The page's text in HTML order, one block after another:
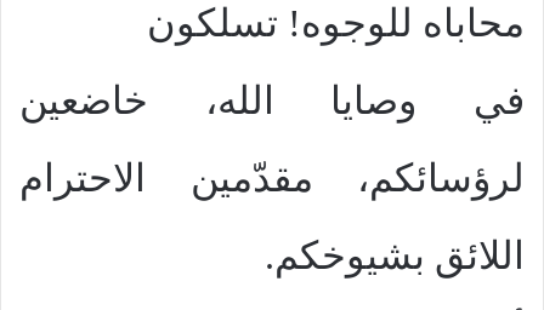
محاباه للوجوه! تسلكون
في وصايا الله، خاضعين
لرؤسائكم، مقدّمين الاحترام
اللائق بشيوخكم.